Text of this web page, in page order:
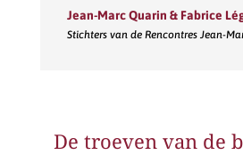
Jean-Marc Quarin & Fabrice
Stichters van de Rencontres Jean-
De troeven van de